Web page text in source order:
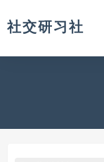
社交研习社